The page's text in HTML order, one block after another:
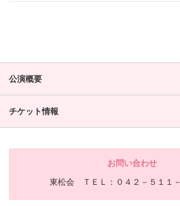
公演概要
チケット情報
お問い合わせ
東松会 ＴＥＬ：０４２－５１１